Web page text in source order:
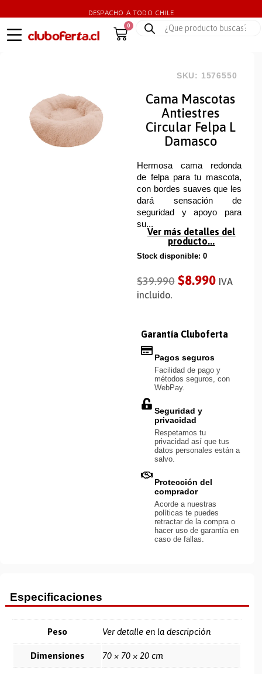
DESPACHO A TODO CHILE
0
SKU: 1576550
Cama Mascotas
Antiestres
Circular Felpa L
Damasco
Hermosa cama redonda
de felpa para tu mascota,
con bordes suaves que les
dará sensación de
seguridad y apoyo para
su...
Ver más detalles del
producto...
Stock disponible: 0
$39.990 $8.990 IVA
incluido.
Garantía Cluboferta
Pagos seguros
Facilidad de pago y
métodos seguros, con
WebPay.
Seguridad y
privacidad
Respetamos tu
privacidad así que tus
datos personales están a
salvo.
Protección del
comprador
Acorde a nuestras
políticas te puedes
retractar de la compra o
hacer uso de garantía en
caso de fallas.
Especificaciones
Peso Ver detalle en la descripción
Dimensiones 70 × 70 × 20 cm